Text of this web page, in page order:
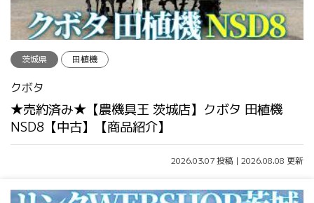
茨城県 田植機
クボタ
★売約済み★【農機具王 茨城店】クボタ 田植機
NSD8【中古】【商品紹介】
2026.03.07 投稿 | 2026.08.08 更新